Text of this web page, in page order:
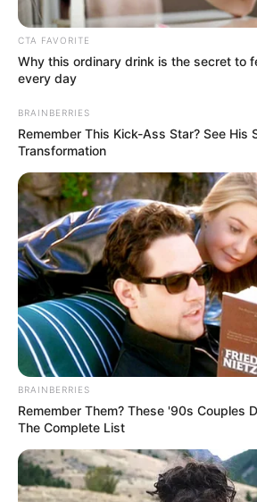
Él abri0 su
y comi0…
CTA FAVORITE
Why this ordinary drink is the secret to
every day
BRAINBERRIES
Remember This Kick-Ass Star? See His
Transformation
BRAINBERRIES
Remember Them? These '90s Couples
The Complete List